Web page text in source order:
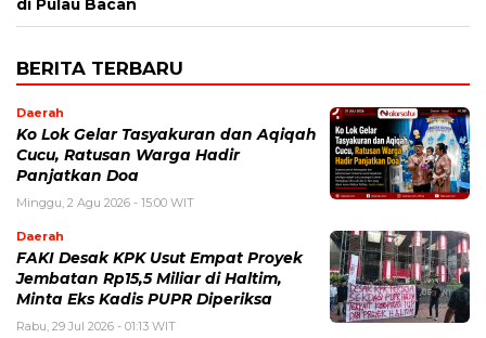
di Pulau Bacan
BERITA TERBARU
Daerah
Ko Lok Gelar Tasyakuran dan Aqiqah
Cucu, Ratusan Warga Hadir
Panjatkan Doa
Minggu, 2 Agu 2026 - 15:00 WIT
Daerah
FAKI Desak KPK Usut Empat Proyek
Jembatan Rp15,5 Miliar di Haltim,
Minta Eks Kadis PUPR Diperiksa
Rabu, 29 Jul 2026 - 01:13 WIT